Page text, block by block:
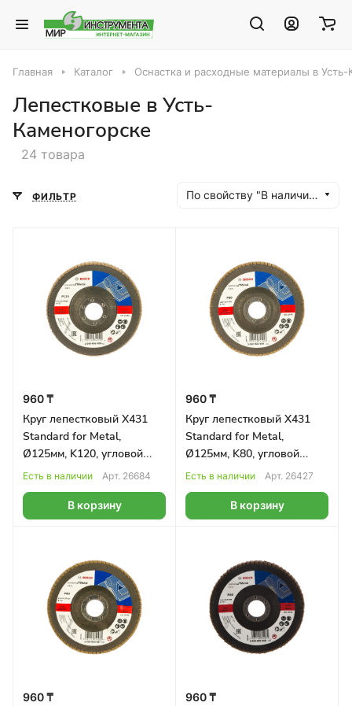
Главная Каталог Оснастка и расходные материалы в Усть-
Лепестковые в Усть-
Каменогорске
24 товара
ФИЛЬТР По свойству "В наличии" (убывание)
960 ₸
Круг лепестковый X431
Standard for Metal,
Ø125мм, K120, угловой
BOSCH
Есть в наличии Арт. 26684
В корзину
960 ₸
Круг лепестковый X431
Standard for Metal,
Ø125мм, K80, угловой
BOSCH
Есть в наличии Арт. 26427
В корзину
960 ₸ 960 ₸